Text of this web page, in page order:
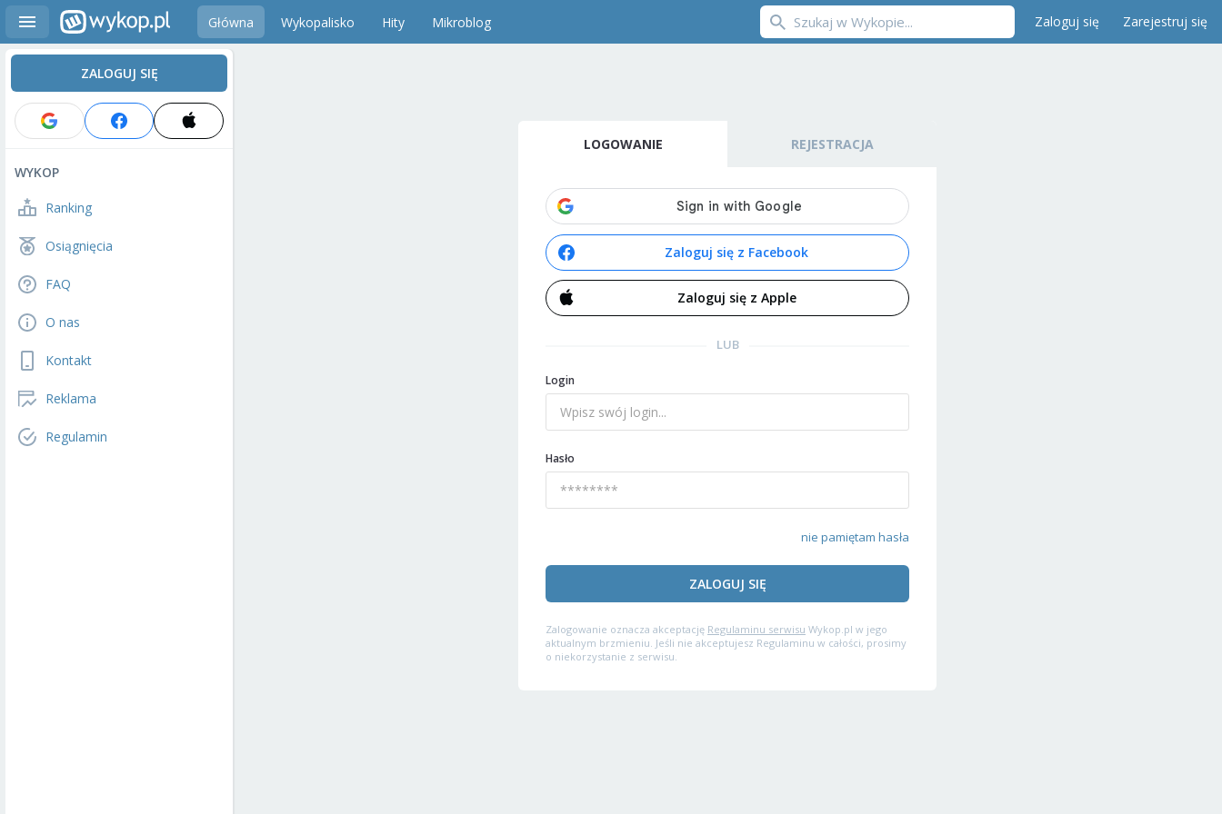
Główna Wykopalisko Hity Mikroblog Zaloguj się Zarejestruj się
ZALOGUJ SIĘ
WYKOP
Ranking
Osiągnięcia
FAQ
O nas
Kontakt
Reklama
Regulamin
LOGOWANIE REJESTRACJA
Zaloguj się z Facebook
Zaloguj się z Apple
LUB
Login
Hasło
nie pamiętam hasła
ZALOGUJ SIĘ
Zalogowanie oznacza akceptację Regulaminu serwisu Wykop.pl w jego
aktualnym brzmieniu. Jeśli nie akceptujesz Regulaminu w całości, prosimy
o niekorzystanie z serwisu.